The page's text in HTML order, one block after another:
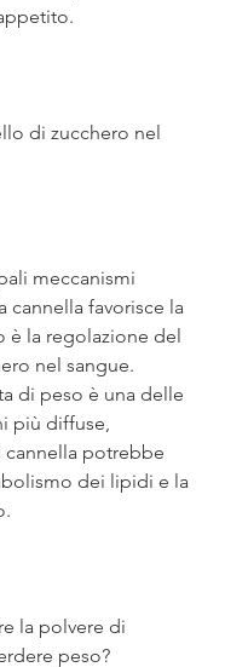
di zucchero nel
meccanismi
cannella favorisce la
è la regolazione del
nel sangue.
di peso è una delle
più diffuse,
cannella potrebbe
dei lipidi e la
la polvere di
peso?